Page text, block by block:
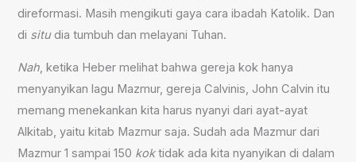
direformasi. Masih mengikuti gaya cara ibadah Katolik. Dan
di situdia tumbuh dan melayani Tuhan.
Nah, ketika Heber melihat bahwa gereja kok hanya
menyanyikan lagu Mazmur, gereja Calvinis, John Calvin itu
memang menekankan kita harus nyanyi dari ayat-ayat
Alkitab, yaitu kitab Mazmur saja. Sudah ada Mazmur dari
Mazmur 1 sampai 150 koktidak ada kita nyanyikan di dalam